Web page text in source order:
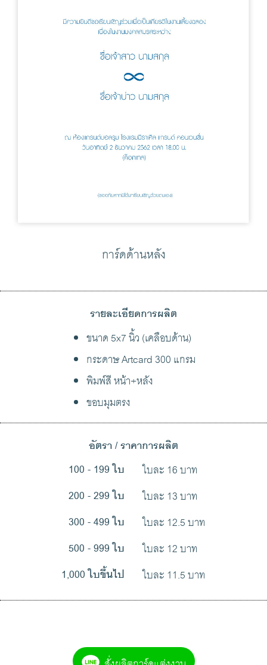
การ์ดด้านหลัง
รายละเอียดการผลิต
ขนาด 5x7 นิ้ว (เคลือบด้าน)
กระดาษ Artcard 300 แกรม
พิมพ์สี หน้า+หลัง
ขอบมุมตรง
อัตรา / ราคาการผลิต
100 - 199 ใบ
ใบละ 16 บาท
200 - 299 ใบ ใบละ 13 บาท
300 - 499 ใบ ใบละ 12.5 บาท
500 - 999 ใบ ใบละ 12 บาท
1,000 ใบขึ้นไป ใบละ 11.5 บาท